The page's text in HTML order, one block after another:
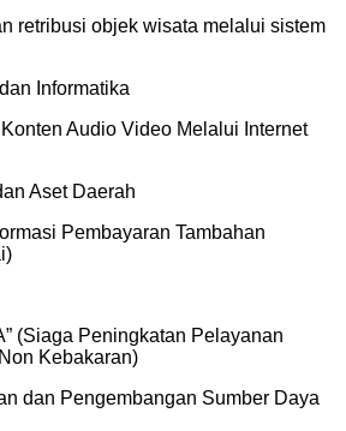
retribusi objek wisata melalui sistem
Informatika
Audio Video Melalui Internet
Aset Daerah
Pembayaran Tambahan
(Siaga Peningkatan Pelayanan
Kebakaran)
dan Pengembangan Sumber Daya